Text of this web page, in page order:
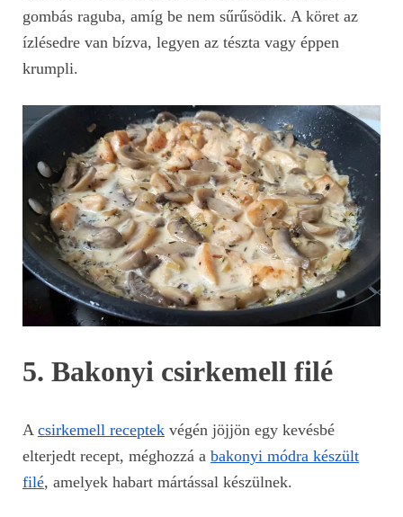
gombás raguba, amíg be nem sűrűsödik. A köret az
ízlésedre van bízva, legyen az tészta vagy éppen
krumpli.
5. Bakonyi csirkemell filé
A csirkemell receptek végén jöjjön egy kevésbé
elterjedt recept, méghozzá a bakonyi módra készült
filé, amelyek habart mártással készülnek.